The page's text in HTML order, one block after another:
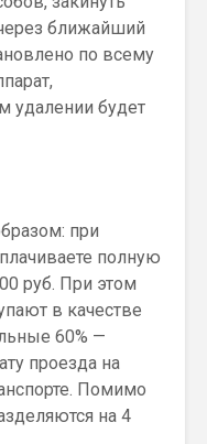
ближайший
по всему
удалении будет
при
полную
руб. При этом
в качестве
60% —
проезда на
Помимо
на 4